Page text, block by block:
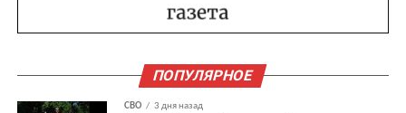
ПОПУЛЯРНОЕ
СВО 3 дня назад